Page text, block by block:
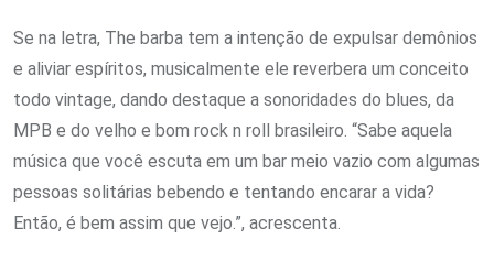
Se na letra, The barba tem a intenção de expulsar demônios
e aliviar espíritos, musicalmente ele reverbera um conceito
todo vintage, dando destaque a sonoridades do blues, da
MPB e do velho e bom rock n roll brasileiro. “Sabe aquela
música que você escuta em um bar meio vazio com algumas
pessoas solitárias bebendo e tentando encarar a vida?
Então, é bem assim que vejo.”, acrescenta.